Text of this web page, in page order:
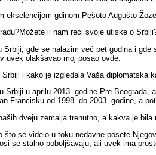
ekselencijom gdinom Pešoto Augušto
Možete li nam reći svoje utiske o
gde se nalazim već pet godina i
uvek olakšavao moj posao ovde.
i kako je izgledala Vaša diplomatska
u Srbiji u aprilu 2013. godine. Pre Beograda,
Francisku od 1998. do 2003. godine, a
dveju zemalja trenutno, a kakva je
se videlo u toku nedavne posete
se stalno poboljšavaju, ali uvek ima